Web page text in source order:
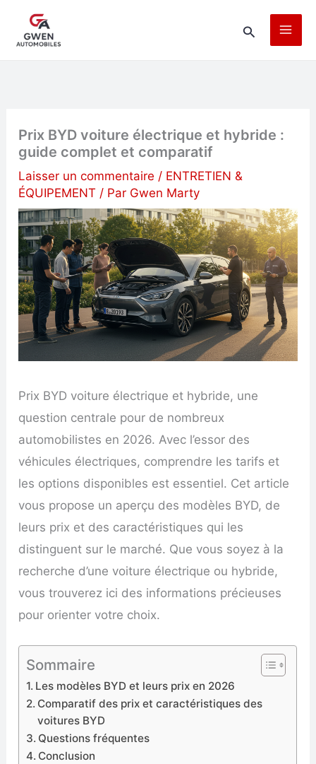
Rechercher
Prix BYD voiture électrique et hybride :
guide complet et comparatif
Laisser un commentaire / ENTRETIEN &
ÉQUIPEMENT / Par Gwen Marty
Prix BYD voiture électrique et hybride, une
question centrale pour de nombreux
automobilistes en 2026. Avec l’essor des
véhicules électriques, comprendre les tarifs et
les options disponibles est essentiel. Cet article
vous propose un aperçu des modèles BYD, de
leurs prix et des caractéristiques qui les
distinguent sur le marché. Que vous soyez à la
recherche d’une voiture électrique ou hybride,
vous trouverez ici des informations précieuses
pour orienter votre choix.
Sommaire
Les modèles BYD et leurs prix en 2026
Comparatif des prix et caractéristiques des
voitures BYD
Questions fréquentes
Conclusion